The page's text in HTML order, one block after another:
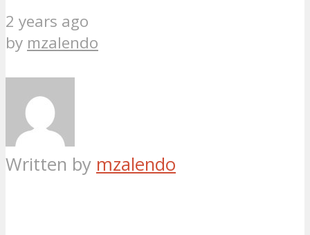
2 years ago
by mzalendo
Written by mzalendo